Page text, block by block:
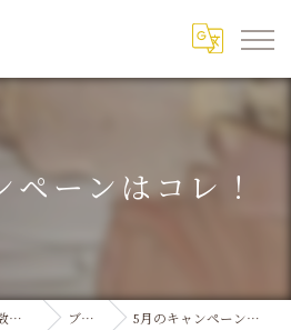
ーンはコレ！
倉敷のエステなら実績多数のMerport ブログ 5月のキャンペーンはコレ！